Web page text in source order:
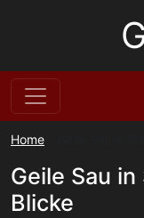
Home
Geile Sau
Blicke